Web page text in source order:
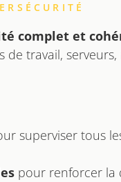
complet et
de travail,
superviser tous
pour renforcer la